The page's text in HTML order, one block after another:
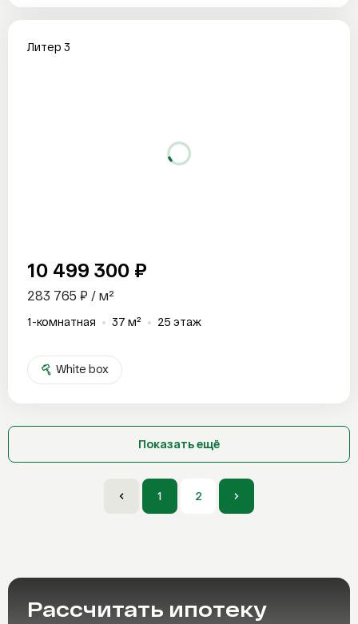
Литер 3
10 499 300 ₽
283 765 ₽ / м²
1-комнатная 37 м² 25 этаж
White box
1 2
Показать ещё
Рассчитать ипотеку